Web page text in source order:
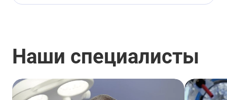
от 180 000 ₽ от 160 000 ₽
Наши специалисты